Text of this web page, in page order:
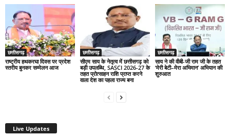
छत्तीसगढ़
राष्ट्रीय हथकरघा दिवस पर प्रदेश
स्तरीय बुनकर सम्मेलन आज
छत्तीसगढ़
सीएम साय के नेतृत्व में छत्तीसगढ़ को
बड़ी उपलब्धि, SASCI 2026-27 के
तहत प्रोत्साहन राशि प्राप्त करने
वाला देश का पहला राज्य बना
छत्तीसगढ़
साय ने की वीबी-जी राम जी के तहत
‘मेरी बेटी–मेरा अभिमान’ अभियान की
शुरुआत
Live Updates